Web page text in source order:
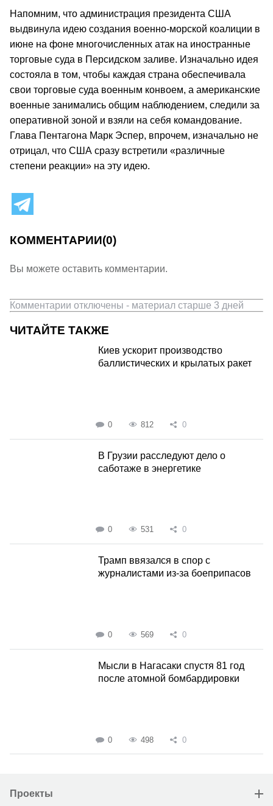
Напомним, что администрация президента США
выдвинула идею создания военно-морской коалиции в
июне на фоне многочисленных атак на иностранные
торговые суда в Персидском заливе. Изначально идея
состояла в том, чтобы каждая страна обеспечивала
свои торговые суда военным конвоем, а американские
военные занимались общим наблюдением, следили за
оперативной зоной и взяли на себя командование.
Глава Пентагона Марк Эспер, впрочем, изначально не
отрицал, что США сразу встретили «различные
степени реакции» на эту идею.
КОММЕНТАРИИ(0)
Вы можете оставить комментарии.
Комментарии отключены - материал старше 3 дней
ЧИТАЙТЕ ТАКЖЕ
Киев ускорит производство
баллистических и крылатых ракет
0 812 0
В Грузии расследуют дело о
саботаже в энергетике
0 531 0
Трамп ввязался в спор с
журналистами из-за боеприпасов
0 569 0
Мысли в Нагасаки спустя 81 год
после атомной бомбардировки
0 498 0
Проекты